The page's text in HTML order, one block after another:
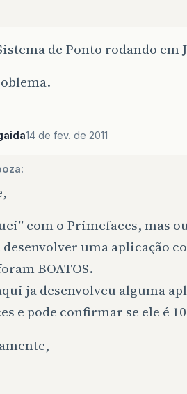
de Ponto rodando em
14 de fev. de 2011
com o Primefaces, mas
uma aplicação
BOATOS.
ja desenvolveu alguma
e pode confirmar se ele é